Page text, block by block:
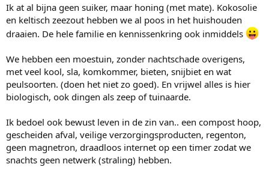
Ik at al bijna geen suiker, maar honing (met mate). Kokosolie
en keltisch zeezout hebben we al poos in het huishouden
draaien. De hele familie en kennissenkring ook inmiddels
We hebben een moestuin, zonder nachtschade overigens,
met veel kool, sla, komkommer, bieten, snijbiet en wat
peulsoorten. (doen het niet zo goed). En vrijwel alles is hier
biologisch, ook dingen als zeep of tuinaarde.
Ik bedoel ook bewust leven in de zin van.. een compost hoop,
gescheiden afval, veilige verzorgingsproducten, regenton,
geen magnetron, draadloos internet op een timer zodat we
snachts geen netwerk (straling) hebben.